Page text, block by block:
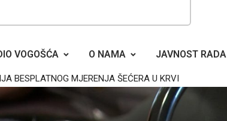
VOGOŠĆA O NAMA JAVNOST RADA
BESPLATNOG MJERENJA ŠEĆERA U KRVI